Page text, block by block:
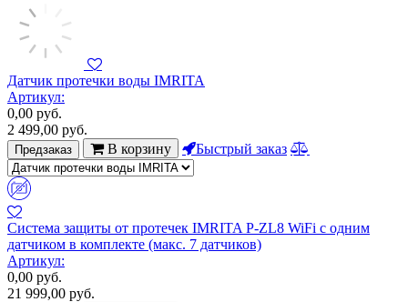
Датчик протечки воды IMRITA
Артикул:
0,00 руб.
2 499,00 руб.
Предзаказ В корзину Быстрый заказ
Система защиты от протечек IMRITA P-ZL8 WiFi с одним
датчиком в комплекте (макс. 7 датчиков)
Артикул:
0,00 руб.
21 999,00 руб.